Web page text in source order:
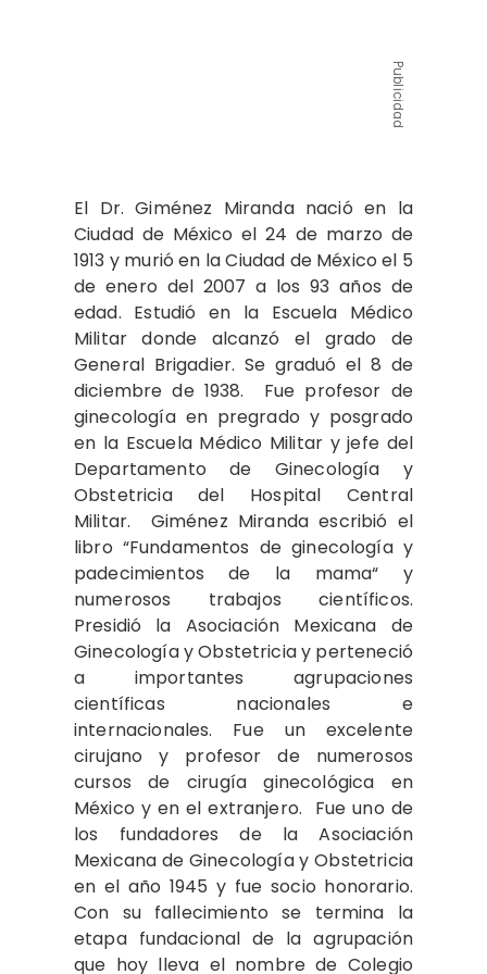
Publicidad
El Dr. Giménez Miranda nació en la
Ciudad de México el 24 de marzo de
1913 y murió en la Ciudad de México el 5
de enero del 2007 a los 93 años de
edad. Estudió en la Escuela Médico
Militar donde alcanzó el grado de
General Brigadier. Se graduó el 8 de
diciembre de 1938. Fue profesor de
ginecología en pregrado y posgrado
en la Escuela Médico Militar y jefe del
Departamento de Ginecología y
Obstetricia del Hospital Central
Militar. Giménez Miranda escribió el
libro “Fundamentos de ginecología y
padecimientos de la mama“ y
numerosos trabajos científicos.
Presidió la Asociación Mexicana de
Ginecología y Obstetricia y perteneció
a importantes agrupaciones
científicas nacionales e
internacionales. Fue un excelente
cirujano y profesor de numerosos
cursos de cirugía ginecológica en
México y en el extranjero. Fue uno de
los fundadores de la Asociación
Mexicana de Ginecología y Obstetricia
en el año 1945 y fue socio honorario.
Con su fallecimiento se termina la
etapa fundacional de la agrupación
que hoy lleva el nombre de Colegio